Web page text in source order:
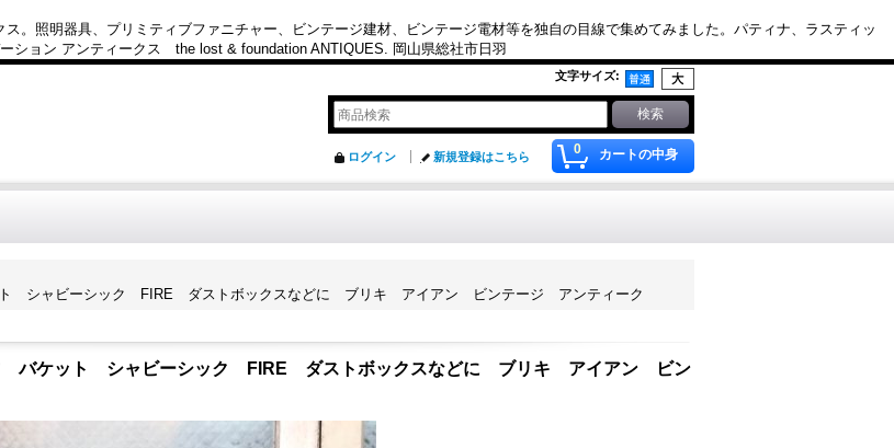
。照明器具、プリミティブファニチャー、ビンテージ建材、ビンテージ電材等を独自の目線で集めてみました。パティナ、ラスティッ
ション アンティークス the lost & foundation ANTIQUES. 岡山県総社市日羽
文字サイズ:
0 カートの中身
ログイン 新規登録はこちら
シャビーシック FIRE ダストボックスなどに ブリキ アイアン ビンテージ アンティーク
ケット シャビーシック FIRE ダストボックスなどに ブリキ アイアン ビン